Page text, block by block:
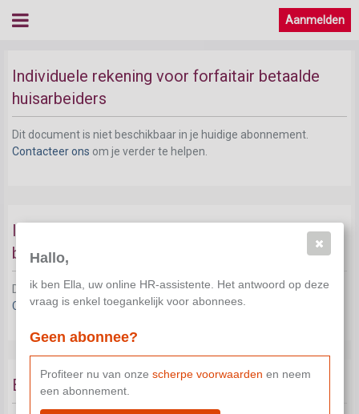
Aanmelden
Individuele rekening voor huisarbeiders
Individuele rekening voor forfaitair betaalde
huisarbeiders
Dit document is niet beschikbaar in je huidige abonnement.
Contacteer ons om je verder te helpen.
Individuele rekening voor niet forfaitair
betaalde huisarbeiders
Dit document is niet beschikbaar in je huidige abonnement.
Contacteer onsom je verder te helpen.
Beroepsinlevingsovereenkomst
Hallo,
ik ben Ella, uw online HR-assistente. Het antwoord op deze
vraag is enkel toegankelijk voor abonnees.
Geen abonnee?
Profiteer nu van onze scherpe voorwaarden en neem
een abonnement.